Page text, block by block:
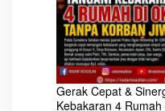
Gerak Cepat &
Kebakaran 4